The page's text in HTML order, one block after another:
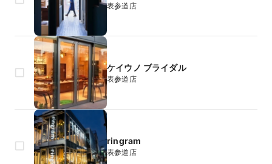
表参道店
ケイウノ ブライダル
表参道店
ringram
表参道店